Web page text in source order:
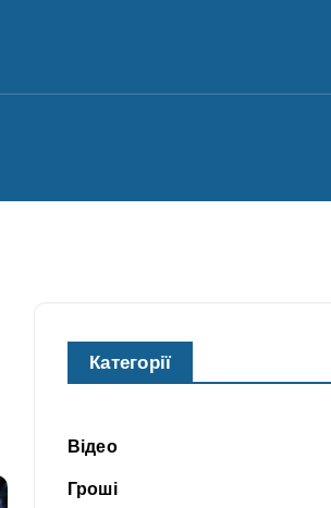
Категорії
Відео
Гроші